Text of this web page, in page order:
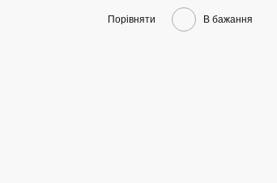
Порівняти В бажання